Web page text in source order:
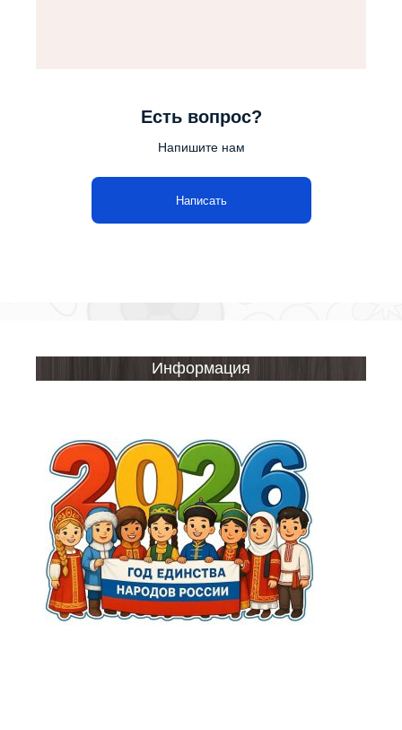
Есть вопрос?
Напишите нам
Написать
Информация